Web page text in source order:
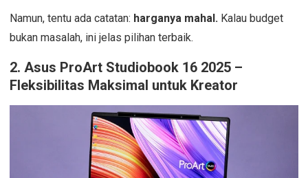
Namun, tentu ada catatan: harganya mahal. Kalau budget
bukan masalah, ini jelas pilihan terbaik.
2. Asus ProArt Studiobook 16 2025 –
Fleksibilitas Maksimal untuk Kreator